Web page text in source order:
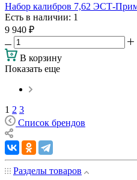
Набор калибров 7,62 ЭСТ-
Есть в наличии: 1
9 940 ₽
В корзину
Показать еще
1 2 3
Список брендов
Разделы товаров